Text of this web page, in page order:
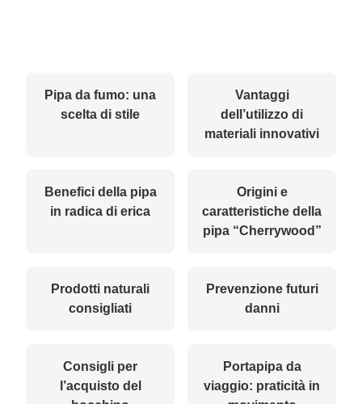
Pipa da fumo: una
scelta di stile
Vantaggi
dell’utilizzo di
materiali innovativi
Benefici della pipa
in radica di erica
Origini e
caratteristiche della
pipa “Cherrywood”
Prodotti naturali
consigliati
Prevenzione futuri
danni
Consigli per
l’acquisto del
Portapipa da
viaggio: praticità in